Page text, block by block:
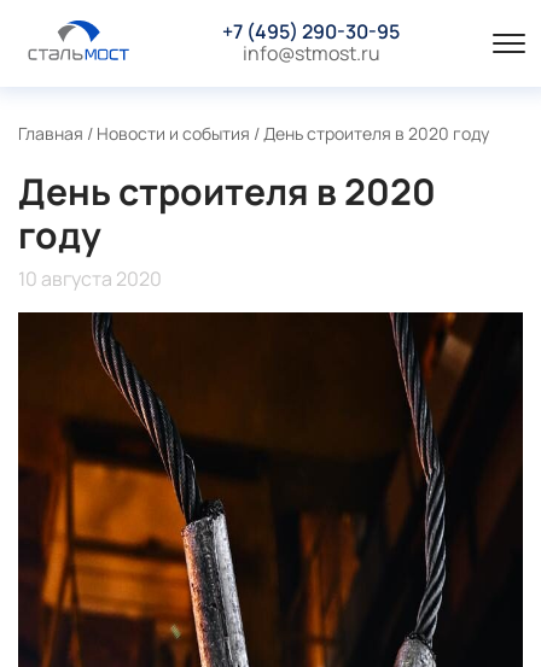
+7 (495) 290-30-95
info@stmost.ru
Главная / Новости и события /День строителя в 2020 году
День строителя в 2020
году
10 августа 2020